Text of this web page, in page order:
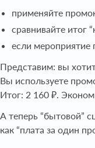
применяйте
сравнивайте итог
если мероприятие
Представим: вы
Вы используете
Итог: 2 160 ₽.
А теперь “бытовой”
как “плата за один